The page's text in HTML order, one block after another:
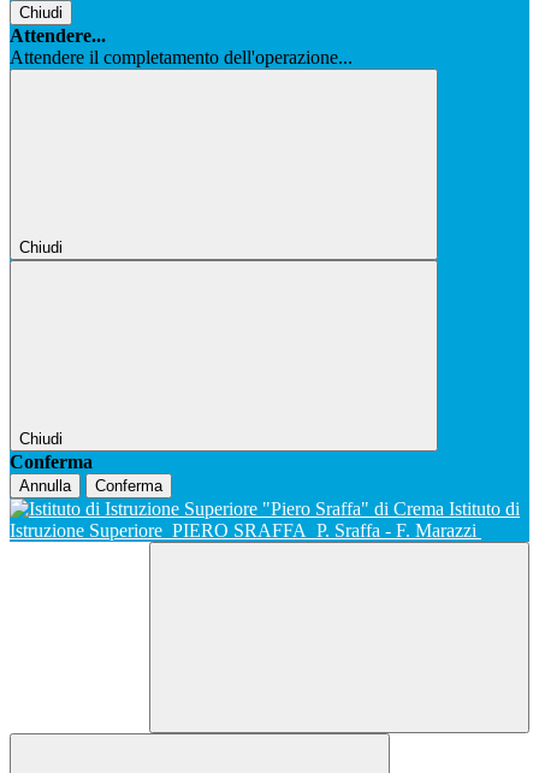
Chiudi
Attendere...
Attendere il completamento dell'operazione...
Chiudi
Chiudi
Conferma
Annulla Conferma
Istituto di
Istruzione Superiore PIERO SRAFFA P. Sraffa - F. Marazzi